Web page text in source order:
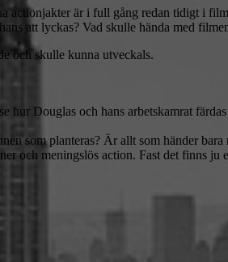
är i full gång redan tidigt i
att lyckas? Vad skulle hända med
och skulle kunna utveckals.
Douglas och hans arbetskamrat
som planteras? Är allt som händer
och meningslös action. Fast det finns ju